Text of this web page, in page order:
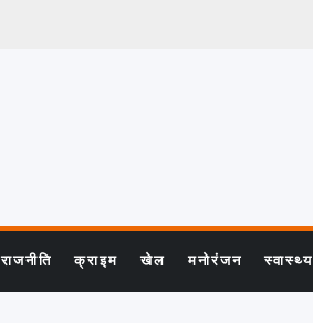
राजनीति क्राइम खेल मनोरंजन स्वास्थ्य